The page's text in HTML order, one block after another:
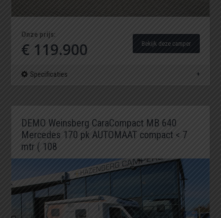
Onze prijs:
€ 119.900 Bekijk deze camper
Specificaties
DEMO Weinsberg CaraCompact MB 640
Mercedes 170 pk AUTOMAAT compact < 7
mtr ( 108